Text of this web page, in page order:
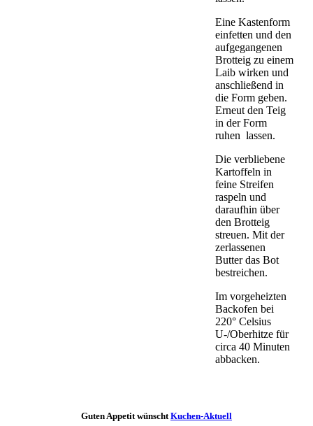
Eine Kastenform
einfetten und den
aufgegangenen
Brotteig zu einem
Laib wirken und
anschließend in
die Form geben.
Erneut den Teig
in der Form
ruhen lassen.
Die verbliebene
Kartoffeln in
feine Streifen
raspeln und
daraufhin über
den Brotteig
streuen. Mit der
zerlassenen
Butter das Bot
bestreichen.
Im vorgeheizten
Backofen bei
220° Celsius
U-/Oberhitze für
circa 40 Minuten
abbacken.
Guten Appetit wünscht Kuchen-Aktuell